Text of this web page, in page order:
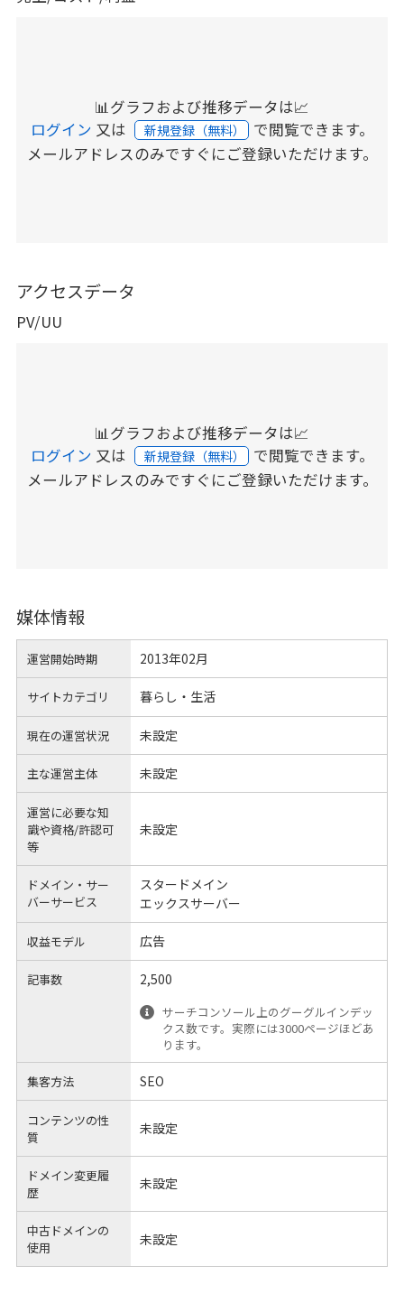
📊グラフおよび推移データは📈
ログイン 又は 新規登録（無料） で閲覧できます。
メールアドレスのみですぐにご登録いただけます。
アクセスデータ
PV/UU
📊グラフおよび推移データは📈
ログイン 又は 新規登録（無料） で閲覧できます。
メールアドレスのみですぐにご登録いただけます。
媒体情報
運営開始時期 2013年02月
サイトカテゴリ 暮らし・生活
現在の運営状況 未設定
主な運営主体 未設定
運営に必要な知
識や資格/許認可
等
未設定
ドメイン・サー
バーサービス
スタードメイン
エックスサーバー
収益モデル 広告
記事数 2,500
サーチコンソール上のグーグルインデッ
クス数です。実際には3000ページほどあ
ります。
集客方法 SEO
コンテンツの性
質
未設定
ドメイン変更履
歴
未設定
中古ドメインの
使用
未設定